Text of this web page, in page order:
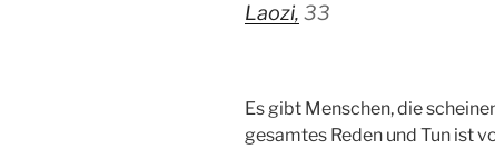
Laozi, 33
Es gibt Menschen, die
gesamtes Reden und Tun ist